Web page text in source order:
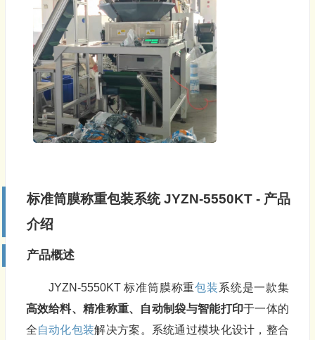
标准筒膜称重包装系统 JYZN-5550KT - 产品
介绍
产品概述
JYZN-5550KT 标准筒膜称重包装系统是一款集
高效给料、精准称重、自动制袋与智能打印于一体的
全自动化包装解决方案。系统通过模块化设计，整合